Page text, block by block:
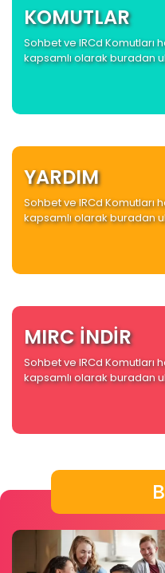
KOMUTLAR
Sohbet ve IRCd Komutları
kapsamlı olarak buradan
YARDIM
Sohbet ve IRCd Komutları
kapsamlı olarak buradan
MIRC İNDİR
Sohbet ve IRCd Komutları
kapsamlı olarak buradan